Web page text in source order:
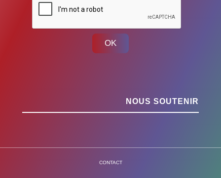
OK
NOUS SOUTENIR
CONTACT